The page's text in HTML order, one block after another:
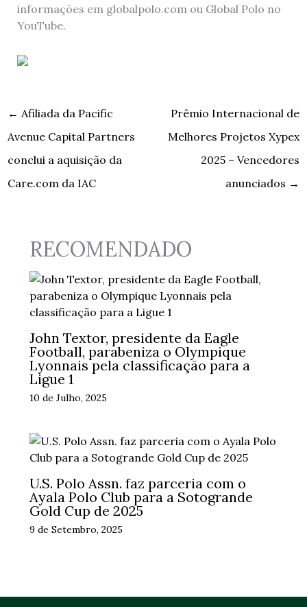
informações em globalpolo.com ou Global Polo no
YouTube.
← Afiliada da Pacific
Avenue Capital Partners
conclui a aquisição da
Care.com da IAC
Prêmio Internacional de
Melhores Projetos Xypex
2025 – Vencedores
anunciados →
RECOMENDADO
John Textor, presidente da Eagle
Football, parabeniza o Olympique
Lyonnais pela classificação para a
Ligue 1
10 de Julho, 2025
U.S. Polo Assn. faz parceria com o
Ayala Polo Club para a Sotogrande
Gold Cup de 2025
9 de Setembro, 2025